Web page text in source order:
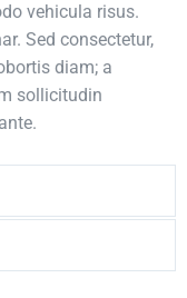
vehicula risus.
Sed consectetur,
diam; a
sollicitudin